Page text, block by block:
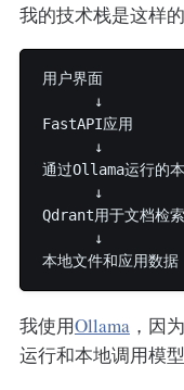
我的技术栈是这样的
用户界面
      ↓
FastAPI应用
      ↓
通过Ollama运行的
      ↓
Qdrant用于文档检索
      ↓
本地文件和应用数据
我使用Ollama，因
运行和本地调用模型